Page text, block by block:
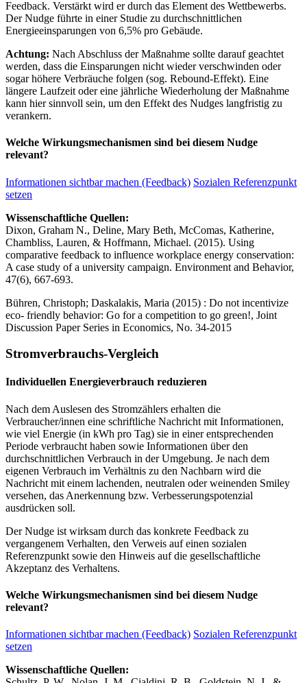
Feedback. Verstärkt wird er durch das Element des Wettbewerbs.
Der Nudge führte in einer Studie zu durchschnittlichen
Energieeinsparungen von 6,5% pro Gebäude.
Achtung: Nach Abschluss der Maßnahme sollte darauf geachtet
werden, dass die Einsparungen nicht wieder verschwinden oder
sogar höhere Verbräuche folgen (sog. Rebound-Effekt). Eine
längere Laufzeit oder eine jährliche Wiederholung der Maßnahme
kann hier sinnvoll sein, um den Effekt des Nudges langfristig zu
verankern.
Welche Wirkungsmechanismen sind bei diesem Nudge
relevant?
Informationen sichtbar machen (Feedback) Sozialen Referenzpunkt
setzen
Wissenschaftliche Quellen:
Dixon, Graham N., Deline, Mary Beth, McComas, Katherine,
Chambliss, Lauren, & Hoffmann, Michael. (2015). Using
comparative feedback to influence workplace energy conservation:
A case study of a university campaign. Environment and Behavior,
47(6), 667-693.
Bühren, Christoph; Daskalakis, Maria (2015) : Do not incentivize
eco- friendly behavior: Go for a competition to go green!, Joint
Discussion Paper Series in Economics, No. 34-2015
Stromverbrauchs-Vergleich
Individuellen Energieverbrauch reduzieren
Nach dem Auslesen des Stromzählers erhalten die
Verbraucher/innen eine schriftliche Nachricht mit Informationen,
wie viel Energie (in kWh pro Tag) sie in einer entsprechenden
Periode verbraucht haben sowie Informationen über den
durchschnittlichen Verbrauch in der Umgebung. Je nach dem
eigenen Verbrauch im Verhältnis zu den Nachbarn wird die
Nachricht mit einem lachenden, neutralen oder weinenden Smiley
versehen, das Anerkennung bzw. Verbesserungspotenzial
ausdrücken soll.
Der Nudge ist wirksam durch das konkrete Feedback zu
vergangenem Verhalten, den Verweis auf einen sozialen
Referenzpunkt sowie den Hinweis auf die gesellschaftliche
Akzeptanz des Verhaltens.
Welche Wirkungsmechanismen sind bei diesem Nudge
relevant?
Informationen sichtbar machen (Feedback) Sozialen Referenzpunkt
setzen
Wissenschaftliche Quellen: